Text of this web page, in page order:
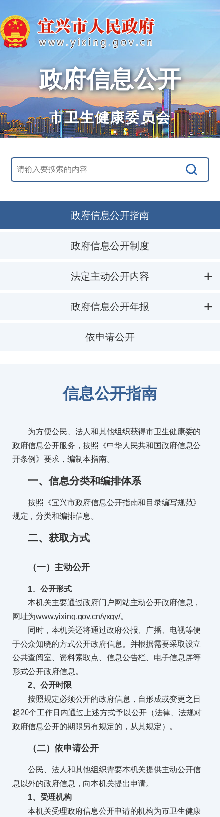
政府信息公开
市卫生健康委员会
政府信息公开指南
政府信息公开制度
法定主动公开内容
政府信息公开年报
依申请公开
信息公开指南
为方便公民、法人和其他组织获得市卫生健康委的
政府信息公开服务，按照《中华人民共和国政府信息公
开条例》要求，编制本指南。
一、信息分类和编排体系
按照《宜兴市政府信息公开指南和目录编写规范》
规定，分类和编排信息。
二、获取方式
（一）主动公开
1、公开形式
本机关主要通过政府门户网站主动公开政府信息，
网址为www.yixing.gov.cn/yxgy/。
同时，本机关还将通过政府公报、广播、电视等便
于公众知晓的方式公开政府信息。并根据需要采取设立
公共查阅室、资料索取点、信息公告栏、电子信息屏等
形式公开政府信息。
2、公开时限
按照规定必须公开的政府信息，自形成或变更之日
起20个工作日内通过上述方式予以公开（法律、法规对
政府信息公开的期限另有规定的，从其规定）。
（二）依申请公开
公民、法人和其他组织需要本机关提供主动公开信
息以外的政府信息，向本机关提出申请。
1、受理机构
本机关受理政府信息公开申请的机构为市卫生健康